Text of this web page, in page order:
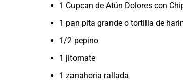
1 Cupcan de Atún Dolores con
1 pan pita grande o tortilla de
1/2 pepino
1 jitomate
1 zanahoria rallada